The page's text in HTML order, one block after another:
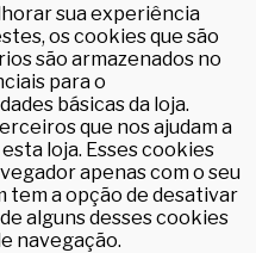
sua experiência
os cookies que são
são armazenados no
para o
básicas da loja.
que nos ajudam a
loja. Esses cookies
apenas com o seu
a opção de desativar
alguns desses cookies
navegação.